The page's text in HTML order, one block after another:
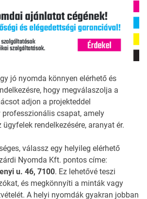
jó nyomda könnyen elérhető és
hogy megválaszolja a
adjon a projekteddel
professzionális csapat, amely
ügyfelek rendelkezésére, aranyat ér.
válassz egy helyileg elérhető
Nyomda Kft. pontos címe:
u. 46, 7100. Ez lehetővé teszi
és megkönnyíti a minták vagy
A helyi nyomdák gyakran jobban